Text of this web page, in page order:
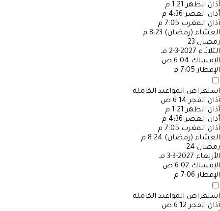
أذان الظهر 1:21 م
أذان العصر 4:36 م
أذان المغرب 7:05 م
العشاء (رمضان) 8:23 م
رمضان 23
الثلاثاء 2027-3-2 مـ
الإمساك 6:04 ص
الإفطار 7:05 م
استعراض المواعيد الكاملة
أذان الفجر 6:14 ص
أذان الظهر 1:21 م
أذان العصر 4:36 م
أذان المغرب 7:05 م
العشاء (رمضان) 8:24 م
رمضان 24
الأربعاء 2027-3-3 مـ
الإمساك 6:02 ص
الإفطار 7:06 م
استعراض المواعيد الكاملة
أذان الفجر 6:12 ص